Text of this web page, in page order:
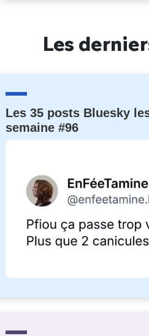
Les
Les 35 posts Bluesky
semaine #96